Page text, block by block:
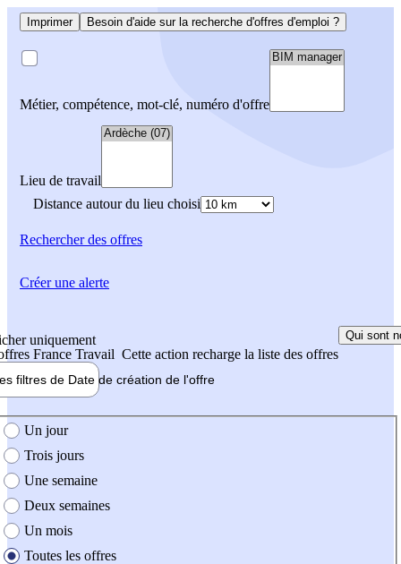
Imprimer Besoin d'aide sur la recherche d'offres d'emploi ?
Métier, compétence, mot-clé, numéro d'offre
Lieu de travail
Distance autour du lieu choisi
Rechercherdes offres
uniquement
France Travail Cette action recharge la liste des offres
Qui sont
filtres de Date de création de l'offre
création de l'offre
Un jour
Trois jours
Une semaine
Deux semaines
Un mois
Toutes les offres
Créer une alerte